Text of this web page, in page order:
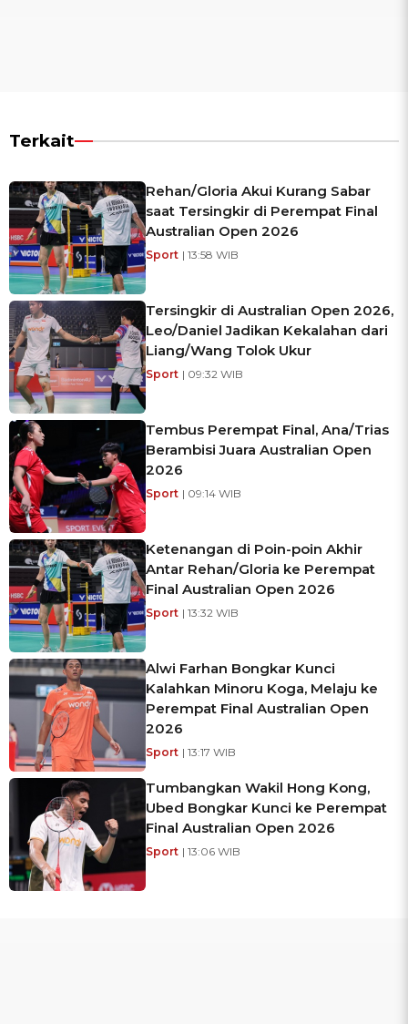
Terkait
Rehan/Gloria Akui Kurang Sabar
saat Tersingkir di Perempat Final
Australian Open 2026
Sport | 13:58 WIB
Tersingkir di Australian Open 2026,
Leo/Daniel Jadikan Kekalahan dari
Liang/Wang Tolok Ukur
Sport | 09:32 WIB
Tembus Perempat Final, Ana/Trias
Berambisi Juara Australian Open
2026
Sport | 09:14 WIB
Ketenangan di Poin-poin Akhir
Antar Rehan/Gloria ke Perempat
Final Australian Open 2026
Sport | 13:32 WIB
Alwi Farhan Bongkar Kunci
Kalahkan Minoru Koga, Melaju ke
Perempat Final Australian Open
2026
Sport | 13:17 WIB
Tumbangkan Wakil Hong Kong,
Ubed Bongkar Kunci ke Perempat
Final Australian Open 2026
Sport | 13:06 WIB